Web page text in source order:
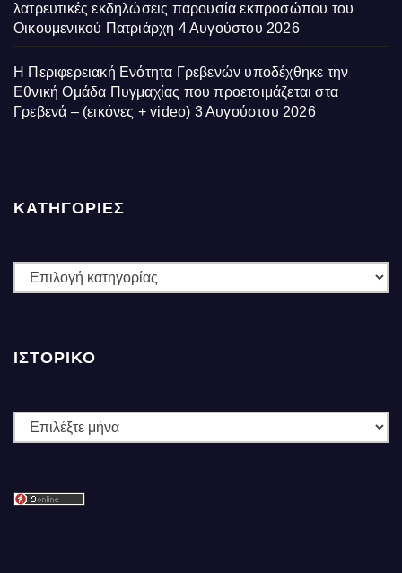
λατρευτικές εκδηλώσεις παρουσία εκπροσώπου του
Οικουμενικού Πατριάρχη 4 Αυγούστου 2026
Η Περιφερειακή Ενότητα Γρεβενών υποδέχθηκε την
Εθνική Ομάδα Πυγμαχίας που προετοιμάζεται στα
Γρεβενά – (εικόνες + video) 3 Αυγούστου 2026
ΚΑΤΗΓΟΡΙΕΣ
ΚΑΤΗΓΟΡΙΕΣ
ΙΣΤΟΡΙΚΌ
Ιστορικό